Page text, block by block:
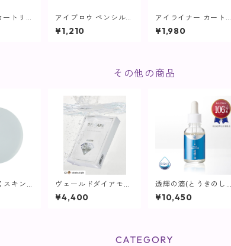
トリッ
ン【ヴ
アイブロウ ペンシルホ
ルダー【ヴィプラン
ツ】
¥1,210
アイライナー カートリ
ッジ ブラック【ヴィプ
ランツ】
¥1,980
その他の商品
スキン
量80g
ヴェールドダイアモン
ドマスク【SPICARE】
¥4,400
透輝の滴(とうきのし
ずく) 30mL【美容
液】
¥10,450
CATEGORY